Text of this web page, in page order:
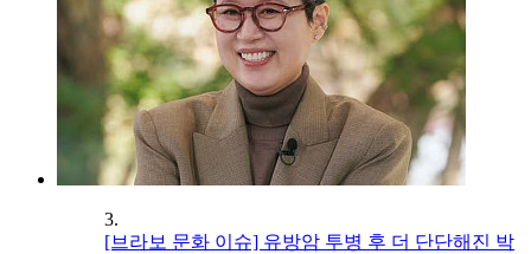
3.
[브라보 문화 이슈] 유방암 투병 후 더 단단해진 박